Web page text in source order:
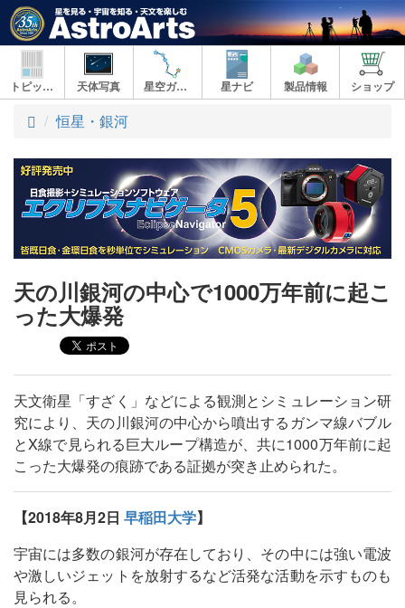
トピックス 天体写真 星空ガイド 星ナビ 製品情報 ショップ
ト
プ
恒星・銀河
天の川銀河の中心で1000万年前に起こ
った大爆発
天文衛星「すざく」などによる観測とシミュレーション研
究により、天の川銀河の中心から噴出するガンマ線バブル
とX線で見られる巨大ループ構造が、共に1000万年前に起
こった大爆発の痕跡である証拠が突き止められた。
【2018年8月2日 早稲田大学】
宇宙には多数の銀河が存在しており、その中には強い電波
や激しいジェットを放射するなど活発な活動を示すものも
見られる。